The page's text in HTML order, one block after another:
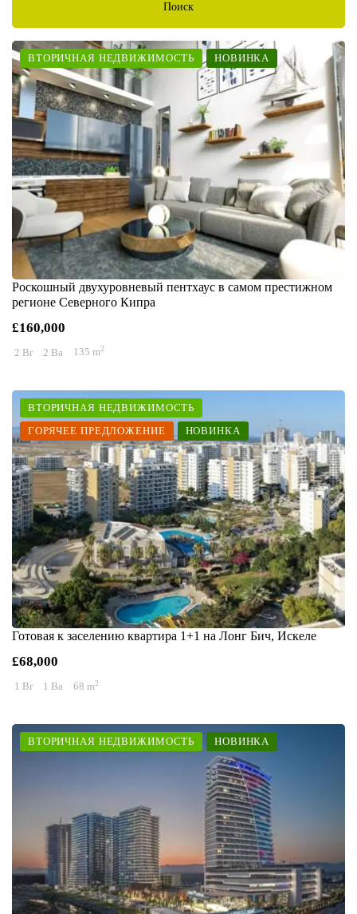
Поиск
ВТОРИЧНАЯ НЕДВИЖИМОСТЬ НОВИНКА
Роскошный двухуровневый пентхаус в самом престижном
регионе Северного Кипра
£160,000
2 Br 2 Ba 135 m2
ВТОРИЧНАЯ НЕДВИЖИМОСТЬ
ГОРЯЧЕЕ ПРЕДЛОЖЕНИЕ
НОВИНКА
Готовая к заселению квартира 1+1 на Лонг Бич, Искеле
£68,000
1 Br 1 Ba 68 m2
ВТОРИЧНАЯ НЕДВИЖИМОСТЬ НОВИНКА